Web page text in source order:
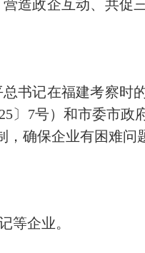
造政企互动、共促
书记在福建考察时
〕 7号）和市委市政
确保企业有困难
等企业。